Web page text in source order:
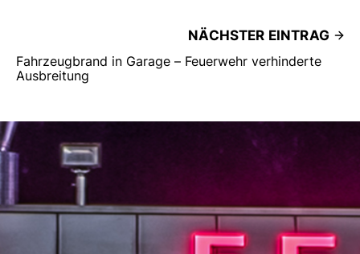
NÄCHSTER EINTRAG
Fahrzeugbrand in Garage – Feuerwehr verhinderte
Ausbreitung